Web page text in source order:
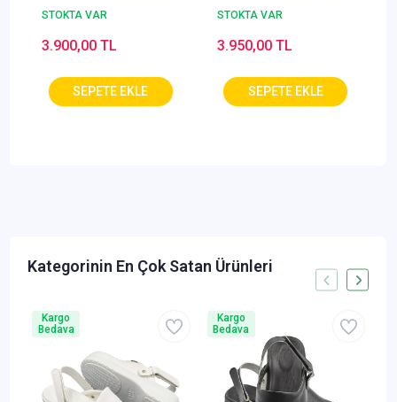
Erkek Modeli
STOKTA VAR
3.900,00 TL
HDA626
STOKTA VAR
3.950,00 TL
Kargo
Bedava
Kargo
Bedava